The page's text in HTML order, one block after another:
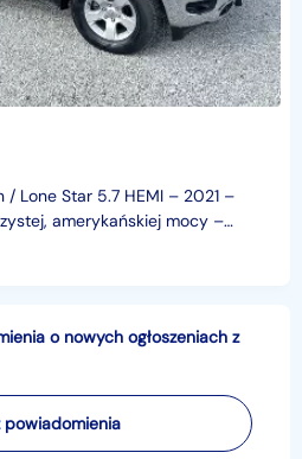
/ Lone Star 5.7 HEMI – 2021 –
amerykańskiej mocy –
nie jest samochód dla
o nowych ogłoszeniach z
powiadomienia